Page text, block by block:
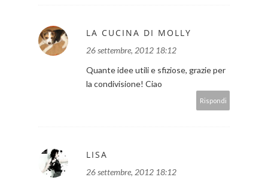
LA CUCINA DI MOLLY
26 settembre, 2012 18:12
Quante idee utili e sfiziose, grazie per
la condivisione! Ciao
Rispondi
LISA
26 settembre, 2012 18:12